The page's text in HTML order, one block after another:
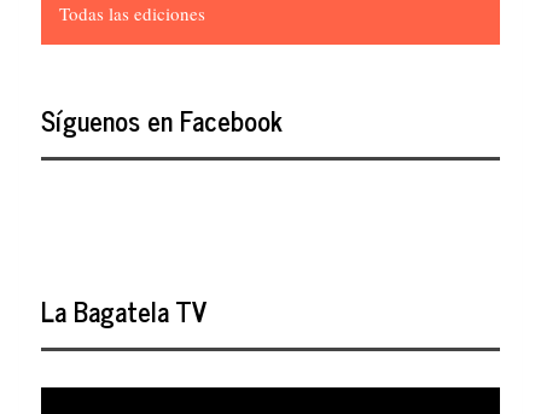
Todas las ediciones
Síguenos en Facebook
La Bagatela TV